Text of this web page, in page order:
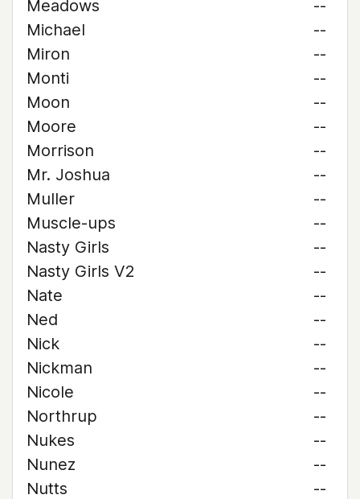
Meadows
--
Michael
--
Miron
--
Monti
--
Moon
--
Moore
--
Morrison
--
Mr. Joshua
--
Muller
--
Muscle-ups
--
Nasty Girls
--
Nasty Girls V2
--
Nate
--
Ned
--
Nick
--
Nickman
--
Nicole
--
Northrup
--
Nukes
--
Nunez
--
Nutts
--